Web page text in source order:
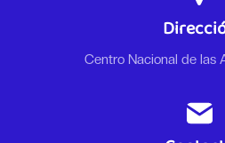
Centro Nacional de las